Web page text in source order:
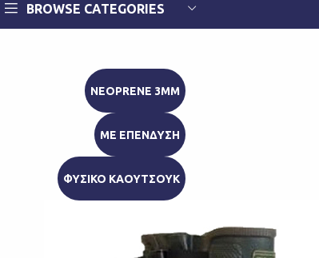
BROWSE CATEGORIES
NEOPRENE 3MM
ΜΕ ΕΠΕΝΔΥΣΗ
ΦΥΣΙΚΟ ΚΑΟΥΤΣΟΥΚ